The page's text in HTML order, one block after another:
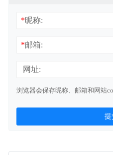
*昵称:
*邮箱:
网址:
浏览器会保存昵称、邮箱和网站